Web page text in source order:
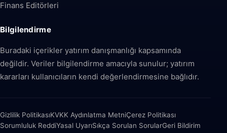
Finans Editörleri
Bilgilendirme
Buradaki içerikler yatırım danışmanlığı kapsamında
değildir. Veriler bilgilendirme amacıyla sunulur; yatırım
kararları kullanıcıların kendi değerlendirmesine bağlıdır.
Gizlilik PolitikasıKVKK Aydınlatma MetniÇerez Politikası
Sorumluluk ReddiYasal UyarıSıkça Sorulan SorularGeri Bildirim